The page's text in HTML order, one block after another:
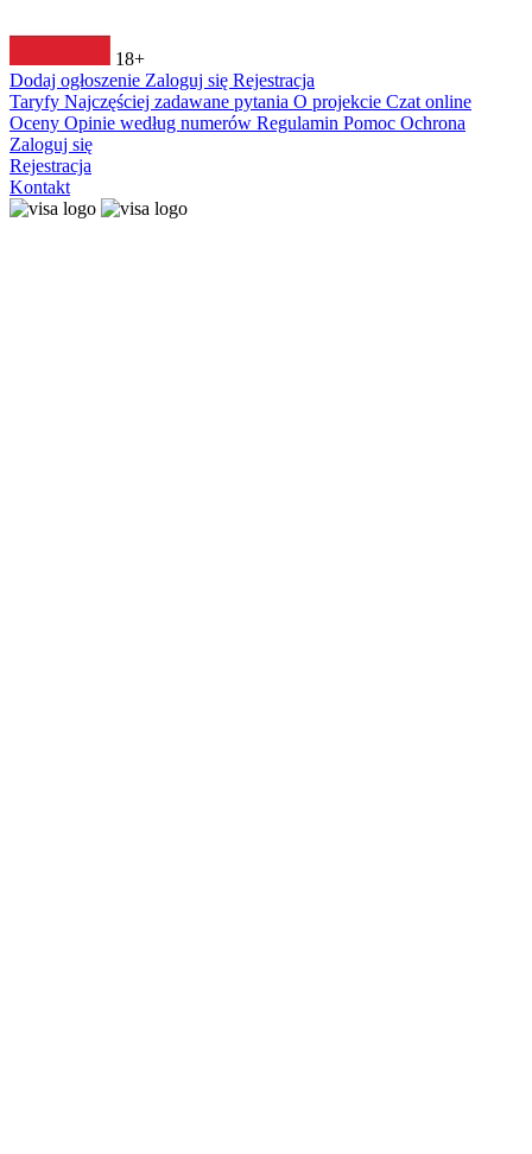
18+
Dodaj ogłoszenie Zaloguj się Rejestracja
Taryfy Najczęściej zadawane pytania O projekcie Czat online
Oceny Opinie według numerów Regulamin Pomoc Ochrona
Zaloguj się
Rejestracja
Kontakt